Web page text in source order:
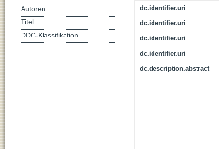
dc.identifier.uri
dc.identifier.uri
dc.identifier.uri
dc.identifier.uri
dc.description.abstract
Autoren
Titel
DDC-Klassifikation